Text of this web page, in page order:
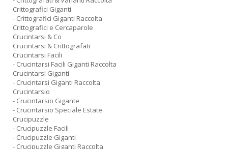
Crittografici Giganti
- Crittografici Giganti Raccolta
Crittografici e Cercaparole
Crucintarsi & Co
Crucintarsi & Crittografati
Crucintarsi Facili
- Crucintarsi Facili Giganti Raccolta
Crucintarsi Giganti
- Crucintarsi Giganti Raccolta
Crucintarsio
- Crucintarsio Gigante
- Crucintarsio Speciale Estate
Crucipuzzle
- Crucipuzzle Facili
- Crucipuzzle Giganti
- Crucipuzzle Giganti Raccolta